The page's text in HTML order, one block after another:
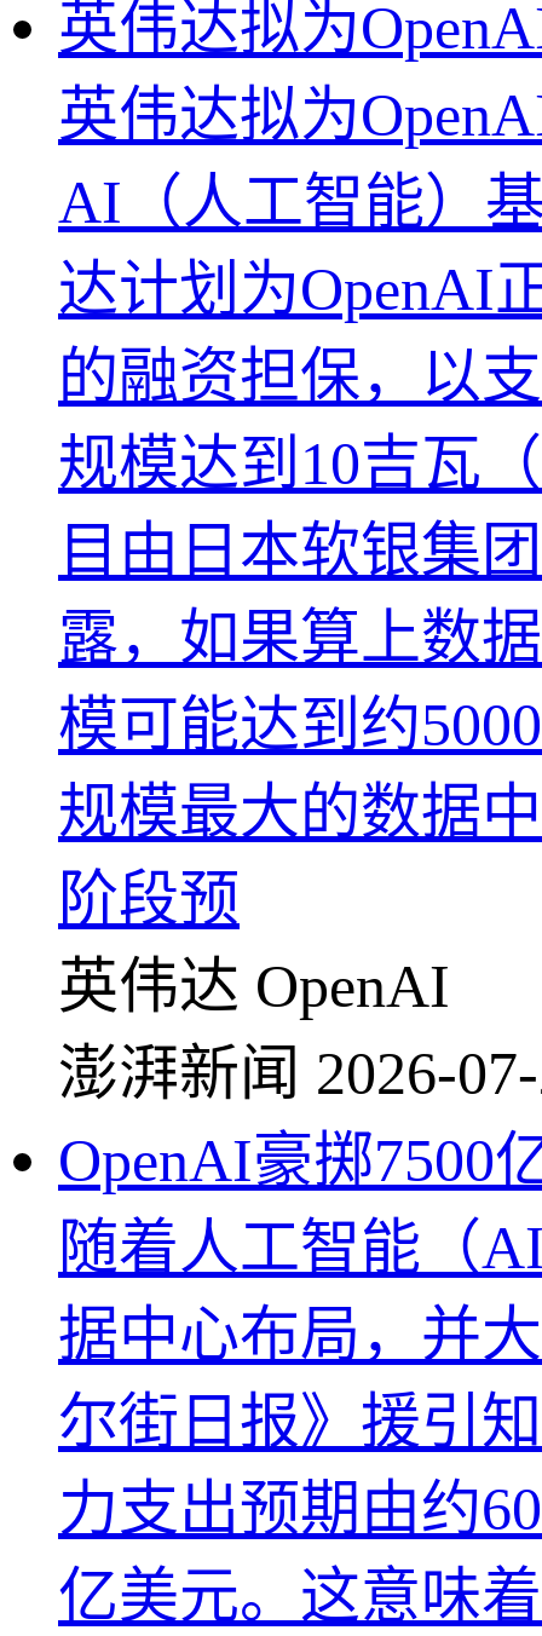
英伟达拟为
英伟达拟为
AI（人工智能）
达计划为OpenAI
的融资担保，以
规模达到10吉瓦
目由日本软银集
露，如果算上数
模可能达到约
规模最大的数据
阶段预
英伟达 OpenAI
澎湃新闻 2026-
OpenAI豪掷7500
随着人工智能（
据中心布局，并
尔街日报》援引
力支出预期由约
亿美元。这意味